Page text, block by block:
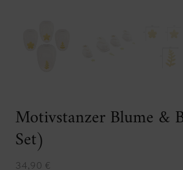
Motivstanzer Blume &
Set)
34,90 €